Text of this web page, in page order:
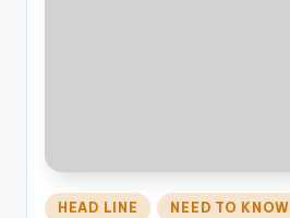
Posted
HEAD LINE NEED TO KNOW